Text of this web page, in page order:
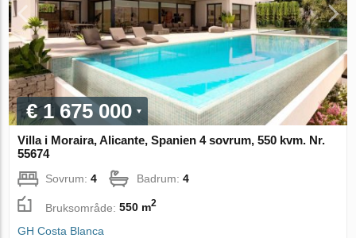
€ 1 675 000
Villa i Moraira, Alicante, Spanien 4 sovrum, 550 kvm. Nr.
55674
Sovrum:4 Badrum:4
Bruksområde:550 m2
GH Costa Blanca